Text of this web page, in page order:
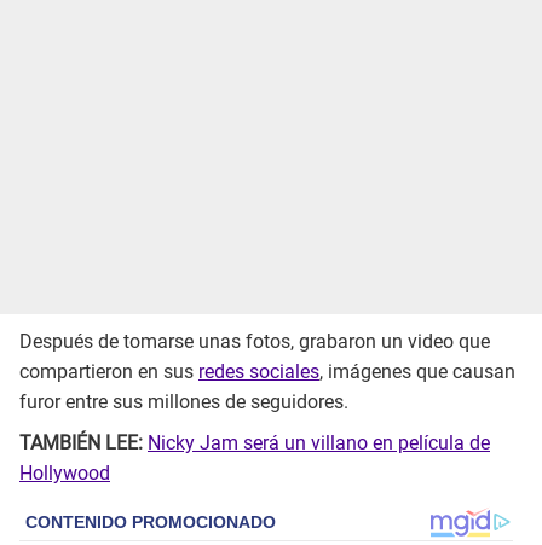
Después de tomarse unas fotos, grabaron un video que
compartieron en sus redes sociales, imágenes que causan
furor entre sus millones de seguidores.
TAMBIÉN LEE: Nicky Jam será un villano en película de
Hollywood